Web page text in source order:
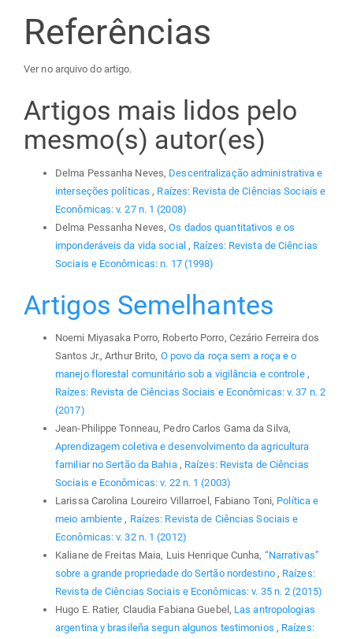
Referências
Ver no arquivo do artigo.
Artigos mais lidos pelo
mesmo(s) autor(es)
Delma Pessanha Neves, Descentralização administrativa e
interseções políticas , Raízes: Revista de Ciências Sociais e
Econômicas: v. 27 n. 1 (2008)
Delma Pessanha Neves,Os dados quantitativos e os
imponderáveis da vida social , Raízes: Revista de Ciências
Sociais e Econômicas: n. 17 (1998)
Artigos Semelhantes
Noemi Miyasaka Porro, Roberto Porro, Cezário Ferreira dos
Santos Jr., Arthur Brito, O povo da roça sem a roça e o
manejo florestal comunitário sob a vigilância e controle ,
Raízes: Revista de Ciências Sociais e Econômicas: v. 37 n. 2
(2017)
Jean-Philippe Tonneau, Pedro Carlos Gama da Silva,
Aprendizagem coletiva e desenvolvimento da agricultura
familiar no Sertão da Bahia , Raízes: Revista de Ciências
Sociais e Econômicas: v. 22 n. 1 (2003)
Larissa Carolina Loureiro Villarroel, Fabiano Toni, Política e
meio ambiente, Raízes: Revista de Ciências Sociais e
Econômicas: v. 32 n. 1 (2012)
Kaliane de Freitas Maia, Luis Henrique Cunha, “Narrativas”
sobre a grande propriedade do Sertão nordestino , Raízes:
Revista de Ciências Sociais e Econômicas: v. 35 n. 2 (2015)
Hugo E. Ratier, Claudia Fabiana Guebel, Las antropologias
argentina y brasileña segun algunos testimonios , Raízes: